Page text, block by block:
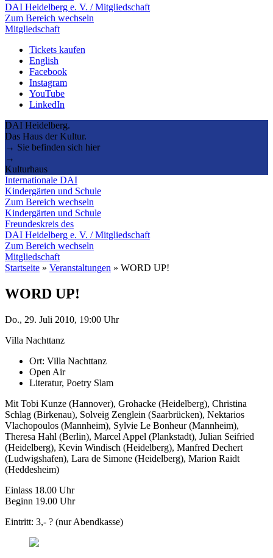
DAI Heidelberg e. V. / Mitgliedschaft
Zum Bereich wechseln
Mitgliedschaft
Tickets kaufen
English
Facebook
Instagram
YouTube
LinkedIn
DAI Heidelberg.
Das Haus der Kultur.
→ Sie befinden sich hier
→
Kulturhaus
Internationale DAI
Kindergärten und Schule
Zum Bereich wechseln
Kindergärten und Schule
Freundeskreis des
DAI Heidelberg e. V. / Mitgliedschaft
Zum Bereich wechseln
Mitgliedschaft
Startseite » Veranstaltungen » WORD UP!
WORD UP!
Do., 29. Juli 2010, 19:00 Uhr
Villa Nachttanz
Ort: Villa Nachttanz
Open Air
Literatur, Poetry Slam
Mit Tobi Kunze (Hannover), Grohacke (Heidelberg), Christina
Schlag (Birkenau), Solveig Zenglein (Saarbrücken), Nektarios
Vlachopoulos (Mannheim), Sylvie Le Bonheur (Mannheim),
Theresa Hahl (Berlin), Marcel Appel (Plankstadt), Julian Seifried
(Heidelberg), Kevin Windisch (Heidelberg), Manfred Dechert
(Ludwigshafen), Lara de Simone (Heidelberg), Marion Raidt
(Heddesheim)
Einlass 18.00 Uhr
Beginn 19.00 Uhr
Eintritt: 3,- ? (nur Abendkasse)